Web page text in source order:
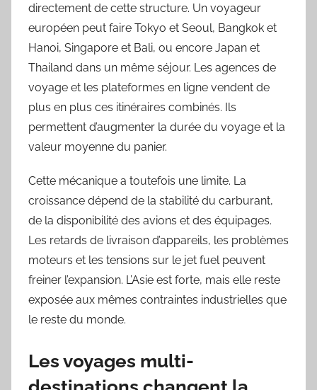
directement de cette structure. Un voyageur
européen peut faire Tokyo et Seoul, Bangkok et
Hanoi, Singapore et Bali, ou encore Japan et
Thailand dans un même séjour. Les agences de
voyage et les plateformes en ligne vendent de
plus en plus ces itinéraires combinés. Ils
permettent d’augmenter la durée du voyage et la
valeur moyenne du panier.
Cette mécanique a toutefois une limite. La
croissance dépend de la stabilité du carburant,
de la disponibilité des avions et des équipages.
Les retards de livraison d’appareils, les problèmes
moteurs et les tensions sur le jet fuel peuvent
freiner l’expansion. L’Asie est forte, mais elle reste
exposée aux mêmes contraintes industrielles que
le reste du monde.
Les voyages multi-